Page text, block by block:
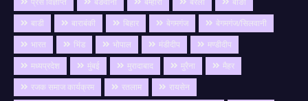
बाडी
बाराबंकी बिहार बेगमगंज
बेगमगंज/सिलवानी
भारत
भिंड भोपाल मंडीदीप
मण्डीदीप
मध्यप्रदेश
मुंबई मुरादाबाद मुरैना
मैहर
रजक समाज कार्यक्रम
रतलाम
रायसेन